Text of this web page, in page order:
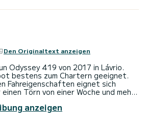
Den Originaltext anzeigen
Odyssey 419 von 2017 in Lávrio.
bestens zum Chartern geeignet.
Fahreigenschaften eignet sich
Törn von einer Woche und mehr.
mit allem Komfort und eine
Mit einer Gesamtlänge von 13
anzeigen